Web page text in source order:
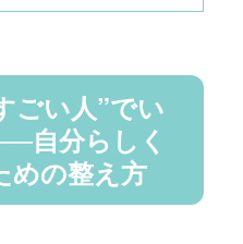
ごい人”でい
自分らしく
めの整え方